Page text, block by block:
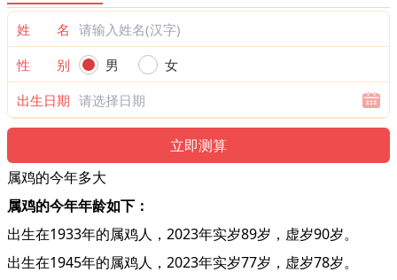
姓 名
性 别
男
女
出生日期
属鸡的今年多大
属鸡的今年年龄如下：
出生在1933年的属鸡人，2023年实岁89岁，虚岁90岁。
出生在1945年的属鸡人，2023年实岁77岁，虚岁78岁。